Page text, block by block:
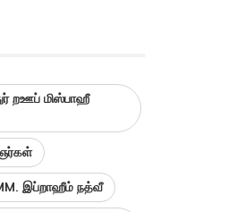
றஊப் மிஸ்பாஹீ
இப்றாஹீம் நத்வீ